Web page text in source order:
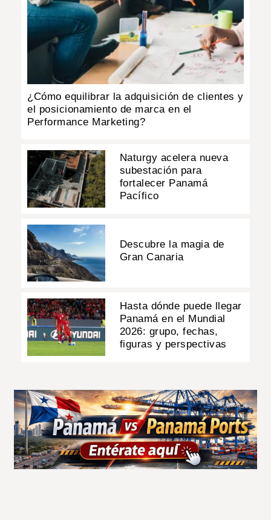
¿Cómo equilibrar la adquisición de clientes y
el posicionamiento de marca en el
Performance Marketing?
Naturgy acelera nueva
subestación para
fortalecer Panamá
Pacífico
Descubre la magia de
Gran Canaria
Hasta dónde puede llegar
Panamá en el Mundial
2026: grupo, fechas,
figuras y perspectivas